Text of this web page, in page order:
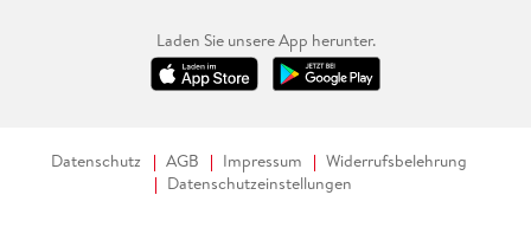
Laden Sie unsere App herunter.
Datenschutz AGB Impressum
Widerrufsbelehrung
Datenschutzeinstellungen